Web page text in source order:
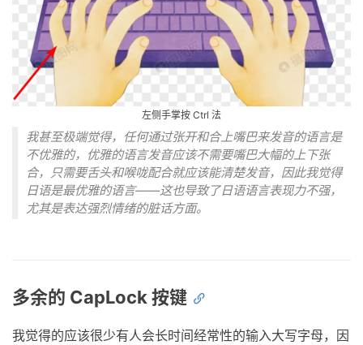
我甚至极端觉得，任何通过张开和合上嘴巴来发音的语言是
不优雅的，优雅的语言发音应该不需要嘴巴大幅的上下张
合，只需要舌头和喉咙配合就应该能清楚发音，因此我觉得
日语是最优雅的语言——这也导致了日语语言表现力不强，
尤其是表达强烈情绪的脏话方面。
多余的 CapLock 按键
我觉得的应该很少有人会长时间经常性的输入大写字母，因